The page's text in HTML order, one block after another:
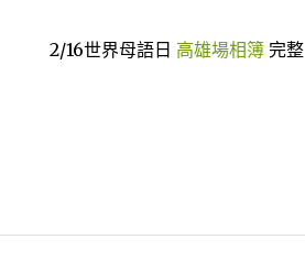
2/16世界母語日 高雄場相簿 完整